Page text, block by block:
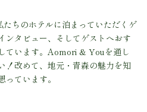
ちのホテルに泊まっていただくゲ
ンタビュー、そしてゲストへおす
ています。Aomori & Youを通し
！改めて、地元・青森の魅力を知
ています。